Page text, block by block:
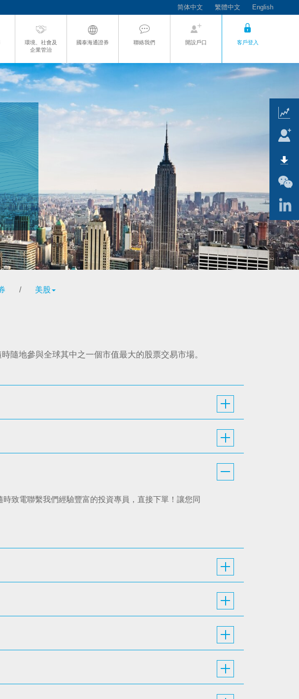
简体中文 繁體中文 English
環境、社會及
企業管治
國泰海通證券 聯絡我們 開設戶口 客戶登入
/ 美股
隨地參與全球其中之一個市值最大的股票交易市場。
致電聯繫我們經驗豐富的投資專員，直接下單！讓您同